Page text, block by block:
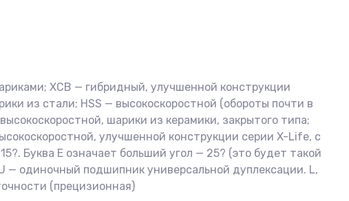
XCB — гибридный, улучшенной конструкции
из стали; HSS — высокоскоростной (обороты почти в
шарики из керамики, закрытого типа;
улучшенной конструкции серии X-Life, с
Буква E означает больший угол — 25? (это будет такой
одиночный подшипник универсальной дуплексации. L,
(прецизионная)